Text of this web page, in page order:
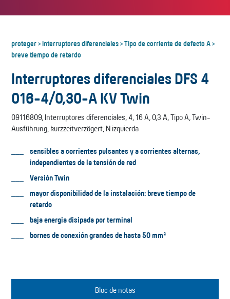
proteger>Interruptores diferenciales>Tipo de corriente de defecto A>
breve tiempo de retardo
Interruptores diferenciales DFS 4
016-4/0,30-A KV Twin
09116809, Interruptores diferenciales, 4, 16 A, 0,3 A, Tipo A, Twin-
Ausführung, kurzzeitverzögert, N izquierda
sensibles a corrientes pulsantes y a corrientes alternas,
independientes de la tensión de red
Versión Twin
mayor disponibilidad de la instalación: breve tiempo de
retardo
baja energía disipada por terminal
bornes de conexión grandes de hasta 50 mm²
Bloc de notas